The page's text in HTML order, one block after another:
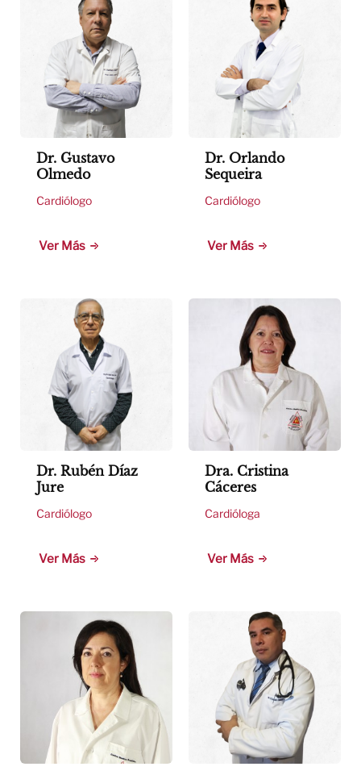
Dr. Gustavo
Olmedo
Cardiólogo
Ver Más
Dr. Orlando
Sequeira
Cardiólogo
Ver Más
Dr. Rubén Díaz
Jure
Cardiólogo
Ver Más
Dra. Cristina
Cáceres
Cardióloga
Ver Más